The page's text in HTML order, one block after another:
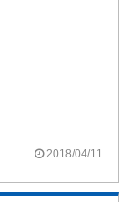
2018/04/11